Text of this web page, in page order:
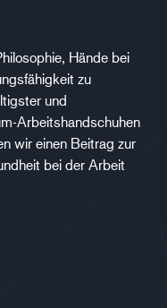
Hände bei
zu
und
Arbeitshandschuhen
wir einen Beitrag zur
bei der Arbeit